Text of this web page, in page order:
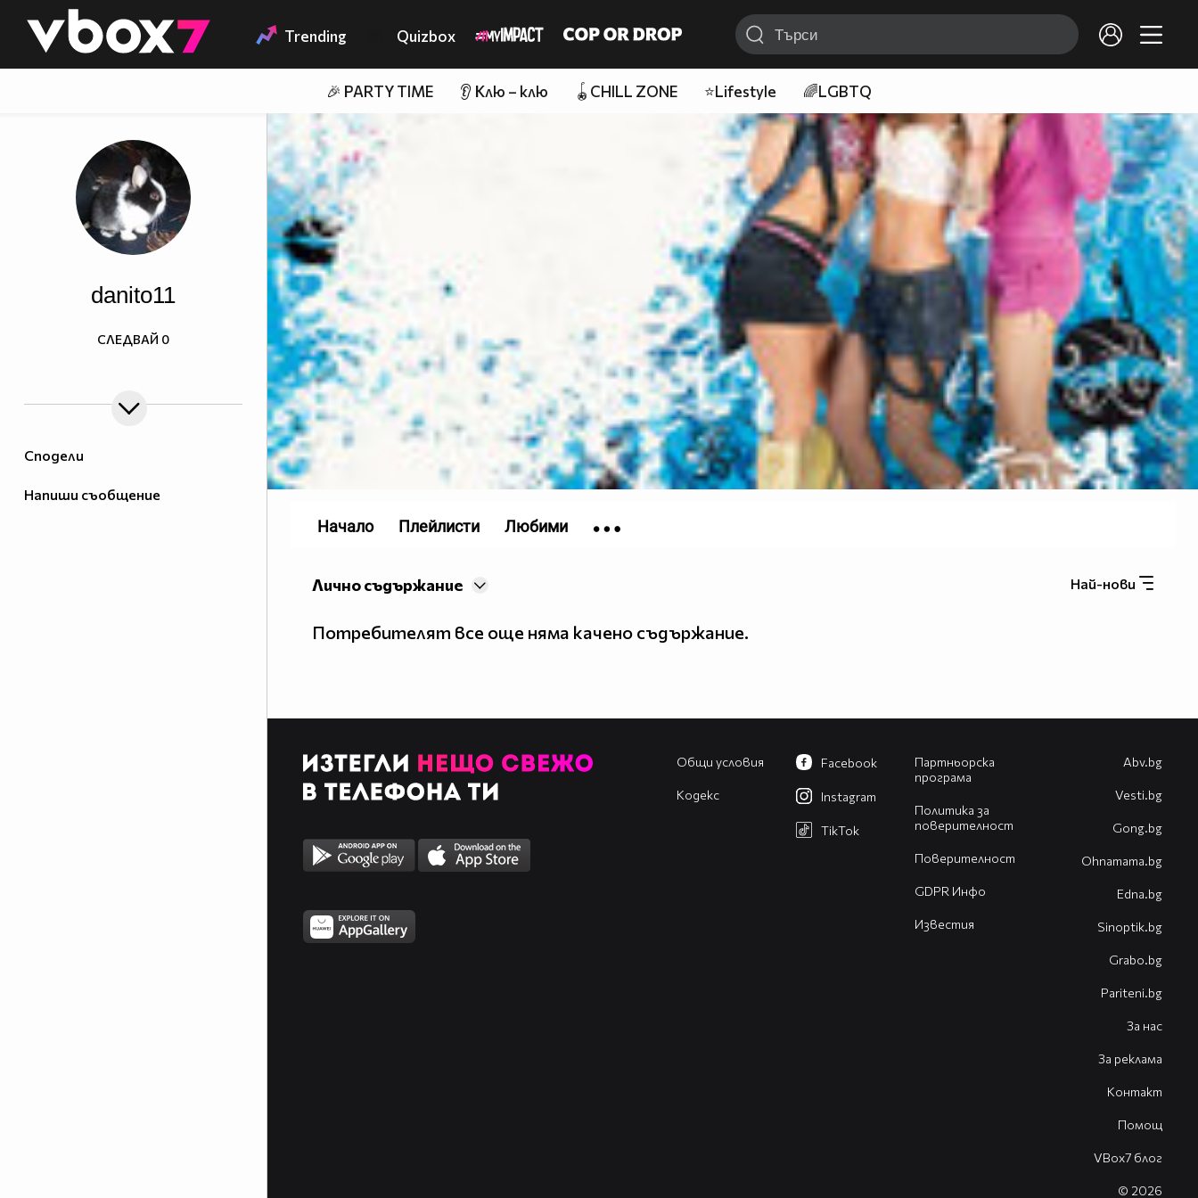
👾 Trending Quizbox
🎉 PARTY TIME 👂 Клю – клю 🪀CHILL ZONE ⭐Lifestyle 🌈LGBTQ
Сподели
Напиши съобщение
danito11
СЛЕДВАЙ 0
Най-нови
Лично съдържание
Потребителят все още няма качено съдържание.
Начало Плейлисти Любими
Общи условия
Кодекс
Партньорска
програма
Политика за
поверителност
Поверителност
GDPR Инфо
Известия
Facebook
Instagram
TikTok
Abv.bg
Vesti.bg
Gong.bg
Оhnamama.bg
Edna.bg
Sinoptik.bg
Grabo.bg
Pariteni.bg
За нас
За реклама
Контакт
Помощ
VBox7 блог
© 2026